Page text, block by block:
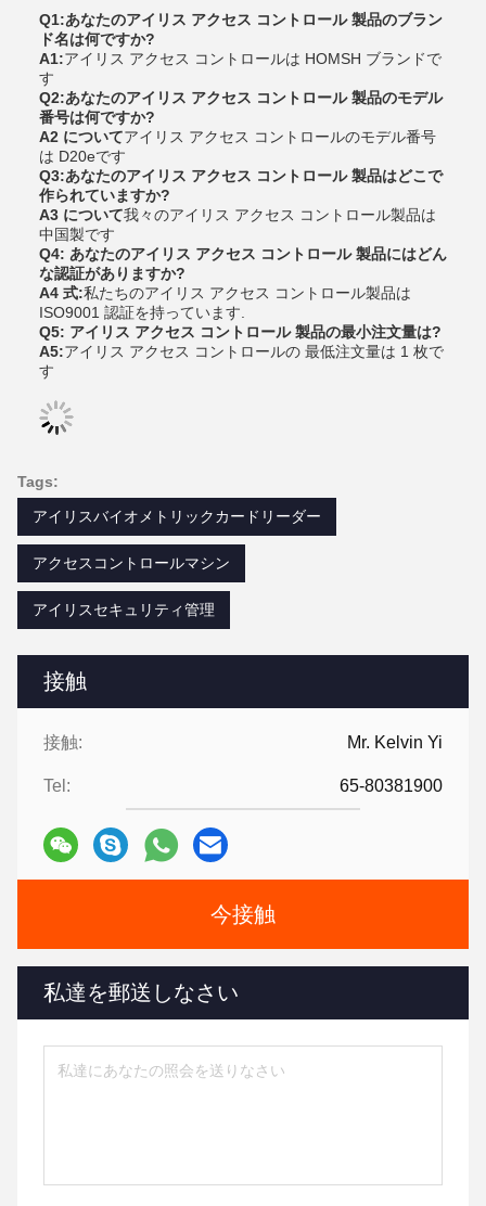
接触
接触: Mr. Kelvin Yi
Tel: 65-80381900
今接触
私達を郵送しなさい
Q1:あなたのアイリス アクセス コントロール 製品のブラン
ド名は何ですか?
A1:アイリス アクセス コントロールは HOMSH ブランドで
す
Q2:あなたのアイリス アクセス コントロール 製品のモデル
番号は何ですか?
A2 についてアイリス アクセス コントロールのモデル番号
は D20eです
Q3:あなたのアイリス アクセス コントロール 製品はどこで
作られていますか?
A3 について我々のアイリス アクセス コントロール製品は
中国製です
Q4: あなたのアイリス アクセス コントロール 製品にはどん
な認証がありますか?
A4 式:私たちのアイリス アクセス コントロール製品は
ISO9001 認証を持っています.
Q5: アイリス アクセス コントロール 製品の最小注文量は?
A5:アイリス アクセス コントロールの 最低注文量は 1 枚で
す
Tags:
アイリスバイオメトリックカードリーダー
アクセスコントロールマシン
アイリスセキュリティ管理